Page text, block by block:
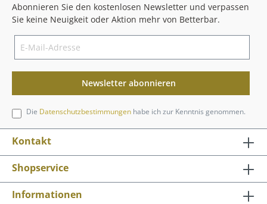
Abonnieren Sie den kostenlosen Newsletter und verpassen
Sie keine Neuigkeit oder Aktion mehr von Betterbar.
Newsletter abonnieren
Die Datenschutzbestimmungen habe ich zur Kenntnis genommen.
Kontakt
Shopservice
Informationen